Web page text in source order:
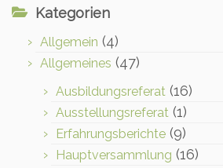
Kategorien
Allgemein (4)
Allgemeines (47)
Ausbildungsreferat (16)
Ausstellungsreferat (1)
Erfahrungsberichte (9)
Hauptversammlung (16)